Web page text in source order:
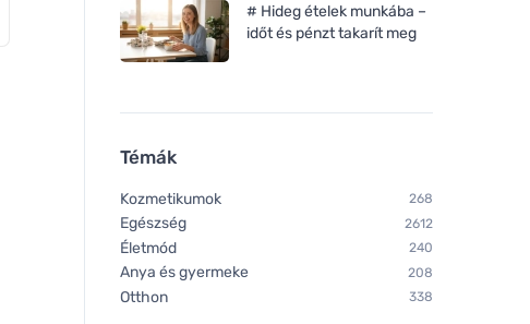
# Hideg ételek munkába –
időt és pénzt takarít meg
Témák
Kozmetikumok 268
Egészség 2612
Életmód 240
Anya és gyermeke 208
Otthon 338